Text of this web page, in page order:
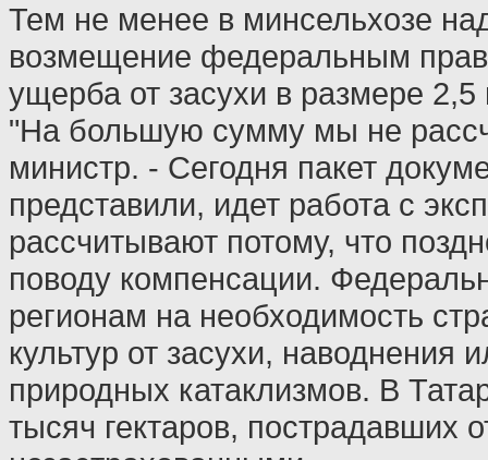
Тем не менее в минсельхозе
возмещение федеральным
ущерба от засухи в размере
"На большую сумму мы не
министр. - Сегодня пакет
представили, идет работа с
рассчитывают потому, что
поводу компенсации.
регионам на необходимость
культур от засухи, наводнения
природных катаклизмов. В
тысяч гектаров, пострадавших